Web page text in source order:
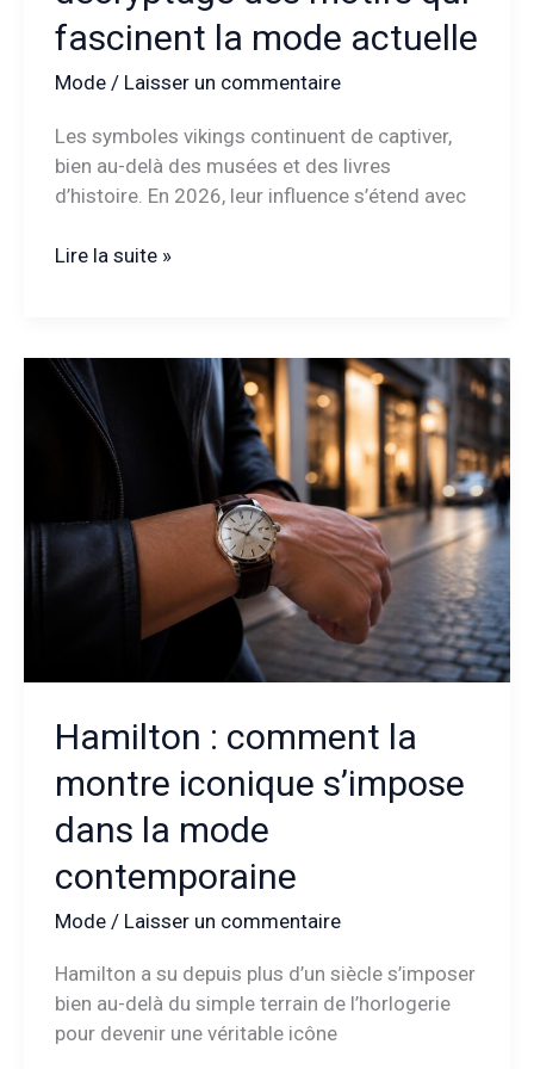
fascinent la mode actuelle
Mode/ Laisser un commentaire
Les symboles vikings continuent de captiver,
bien au-delà des musées et des livres
d’histoire. En 2026, leur influence s’étend avec
Symbole
des
motifs
fascinent
mode
actuelle
Lire la suite »
Hamilton : comment la
montre iconique s’impose
dans la mode
contemporaine
Mode/ Laisser un commentaire
Hamilton a su depuis plus d’un siècle s’imposer
bien au-delà du simple terrain de l’horlogerie
pour devenir une véritable icône